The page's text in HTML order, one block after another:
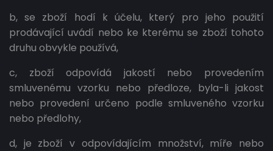
b, se zboží hodí k účelu, který pro jeho použití
prodávající uvádí nebo ke kterému se zboží tohoto
druhu obvykle používá,
c, zboží odpovídá jakostí nebo provedením
smluvenému vzorku nebo předloze, byla-li jakost
nebo provedení určeno podle smluveného vzorku
nebo předlohy,
d, je zboží v odpovídajícím množství, míře nebo